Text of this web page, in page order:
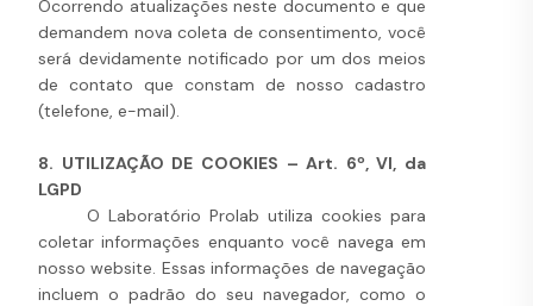
Ocorrendo atualizações neste documento e que
demandem nova coleta de consentimento, você
será devidamente notificado por um dos meios
de contato que constam de nosso cadastro
(telefone, e-mail).
8. UTILIZAÇÃO DE COOKIES – Art. 6º, VI, da
LGPD
O Laboratório Prolab utiliza cookies para
coletar informações enquanto você navega em
nosso website. Essas informações de navegação
incluem o padrão do seu navegador, como o